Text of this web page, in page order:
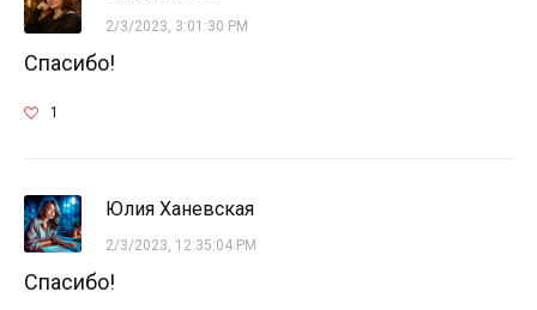
2/3/2023, 3:01:30 PM
Спасибо!
1
Юлия Ханевская
2/3/2023, 12:35:04 PM
Спасибо!